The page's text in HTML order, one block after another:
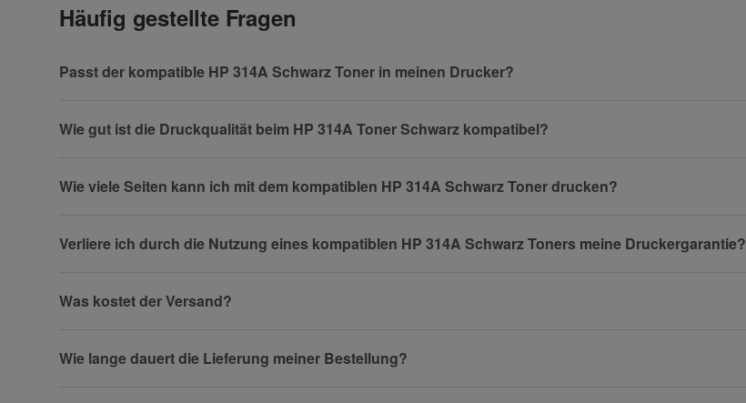
Telefon Mobiltelefon
Häufig gestellte Fragen
Passt der kompatible HP 314A Schwarz Toner in meinen Drucker?
Wie gut ist die Druckqualität beim HP 314A Toner Schwarz kompatibel?
Wie viele Seiten kann ich mit dem kompatiblen HP 314A Schwarz Toner drucken?
Verliere ich durch die Nutzung eines kompatiblen HP 314A Schwarz Toners meine Druckergarantie?
Was kostet der Versand?
Wie lange dauert die Lieferung meiner Bestellung?